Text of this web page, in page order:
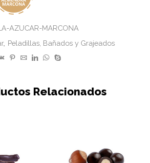
AZUCAR-MARCONA
, Peladillas, Bañados y Grajeados
Relacionados